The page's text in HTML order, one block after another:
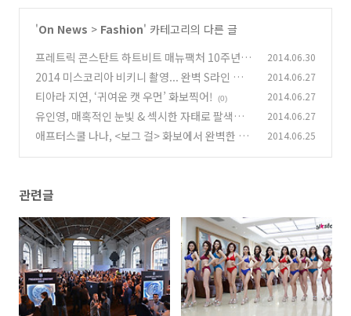
'On News > Fashion' 카테고리의 다른 글
프레트릭 콘스탄트 하트비트 매뉴팩처 10주년 리
미티드 에디션 발표
(0)
2014.06.30
2014 미스코리아 비키니 촬영... 완벽 S라인 선보
여
(0)
2014.06.27
티아라 지연, ‘귀여운 캣 우먼’ 화보찍어! (0) 2014.06.27
유인영, 매혹적인 눈빛 & 섹시한 자태로 팔색조
매력 발산 (0)
2014.06.27
애프터스쿨 나나, <보그 걸> 화보에서 완벽한 몸
2014.06.25
관련글